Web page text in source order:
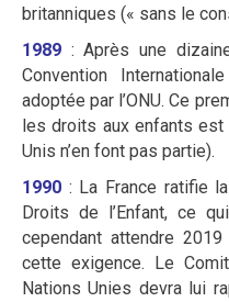
britanniques (« sans le
1989 : Après une
Convention
adoptée par l’ONU. Ce
les droits aux enfants
Unis n’en font pas partie).
1990 : La France ratifie
Droits de l’Enfant, ce
cependant attendre
cette exigence. Le
Nations Unies devra lui